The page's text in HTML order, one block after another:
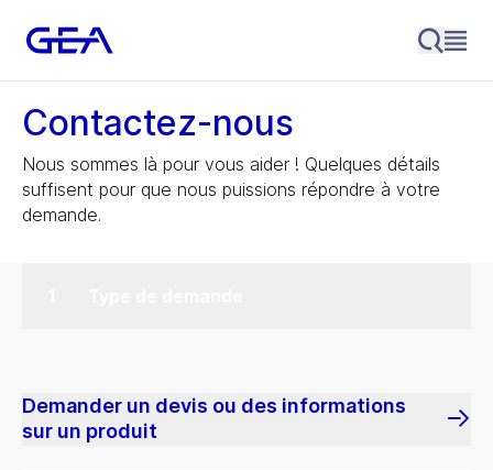
Contactez-nous
Nous sommes là pour vous aider ! Quelques détails
suffisent pour que nous puissions répondre à votre
demande.
Demander un devis ou des informations
sur un produit